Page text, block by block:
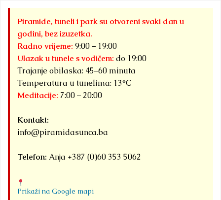
Piramide, tuneli i park su otvoreni svaki dan u
godini, bez izuzetka.
Radno vrijeme: 9:00 – 19:00
Ulazak u tunele s vodičem: do 19:00
Trajanje obilaska: 45–60 minuta
Temperatura u tunelima: 13°C
Meditacije: 7:00 – 20:00
Kontakt:
info@piramidasunca.ba
Telefon: Anja +387 (0)60 353 5062
Prikaži na Google mapi